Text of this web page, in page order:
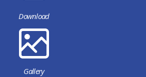
Download
Gallery